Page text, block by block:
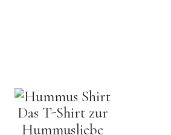
Das T-Shirt zur
Hummusliebe